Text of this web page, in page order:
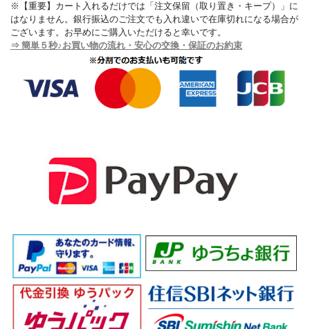
※【重要】カート入れるだけでは「注文保留（取り置き・キープ）」に
はなりません。銀行振込のご注文でも入れ違いで在庫切れになる場合が
ございます。お早めにご購入いただけると幸いです。
⇒ 簡単５秒♪お買い物の流れ・安心の交換・保証のお約束